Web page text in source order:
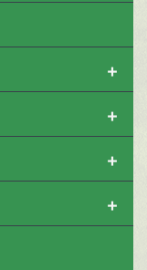
+
+
+
+